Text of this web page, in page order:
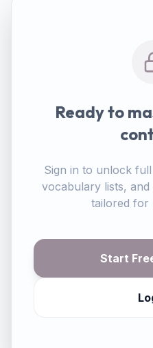
Ready to
Sign in to unlock
vocabulary lists,
tailored for
Start